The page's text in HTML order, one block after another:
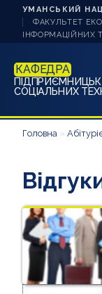
УМАНСЬКИЙ
ФАКУЛЬТЕТ
ІНФОРМАЦІЙНИХ
КАФЕДРА
СОЦІАЛЬНИХ
НОВИНИ
АБІТУРІЄНТУ
БАКАЛАВРУ
БАКАЛАВРУ
Головна »